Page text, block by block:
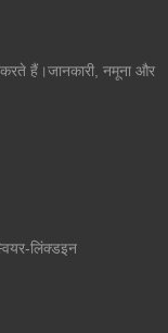
करते हैं।जानकारी, नमूना और